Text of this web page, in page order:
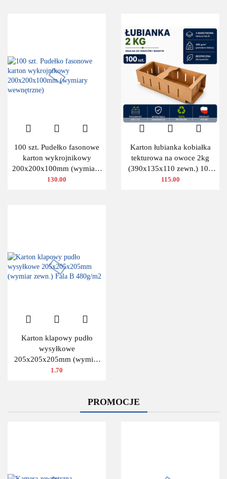
100 szt. Pudełko fasonowe
karton wykrojnikowy
200x200x100mm (wymiary
wewnętrzne)
130.00
Karton łubianka kobiałka
tekturowa na owoce 2kg
(390x135x110 zewn.) 100
szt.
115.00
Karton klapowy pudło
wysyłkowe
205x205x205mm (wymiar
zewn.) Fala B 480g/m2
1.70
PROMOCJE